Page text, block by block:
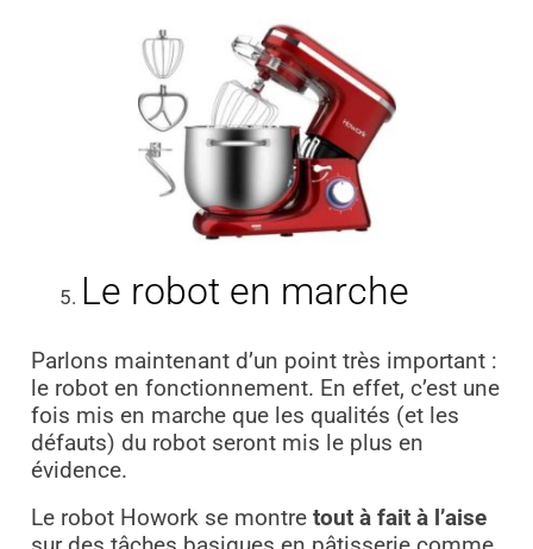
Le robot en marche
Parlons maintenant d’un point très important :
le robot en fonctionnement. En effet, c’est une
fois mis en marche que les qualités (et les
défauts) du robot seront mis le plus en
évidence.
Le robot Howork se montre tout à fait à l’aise